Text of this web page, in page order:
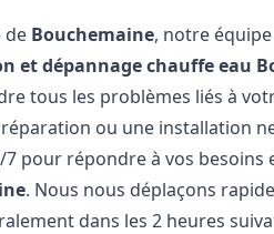
de Bouchemaine, notre
et dépannage chauffe eau
tous les problèmes liés à
ou une installation
7 pour répondre à vos besoins
. Nous nous déplaçons
dans les 2 heures